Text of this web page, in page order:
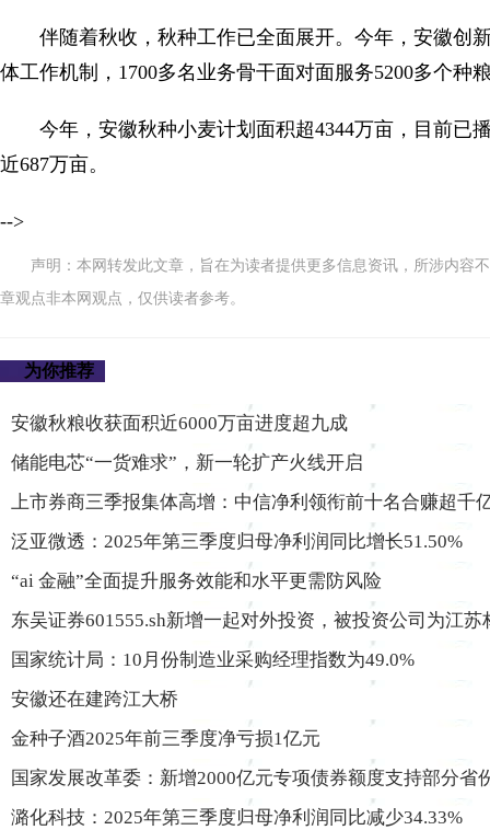
伴随着秋收，秋种工作已全面展开。今年，安徽创
体工作机制，1700多名业务骨干面对面服务5200多个种
今年，安徽秋种小麦计划面积超4344万亩，目前已
近687万亩。
-->
声明：本网转发此文章，旨在为读者提供更多信息资讯，所涉内容
章观点非本网观点，仅供读者参考。
为你推荐
安徽秋粮收获面积近6000万亩进度超九成
储能电芯“一货难求”，新一轮扩产火线开启
上市券商三季报集体高增：中信净利领衔前十名合赚超千
泛亚微透：2025年第三季度归母净利润同比增长51.50%
“ai 金融”全面提升服务效能和水平更需防风险
东吴证券601555.sh新增一起对外投资，被投资公司为江苏
国家统计局：10月份制造业采购经理指数为49.0%
安徽还在建跨江大桥
金种子酒2025年前三季度净亏损1亿元
国家发展改革委：新增2000亿元专项债券额度支持部分省
潞化科技：2025年第三季度归母净利润同比减少34.33%